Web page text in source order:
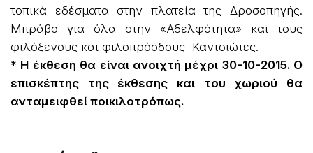
τοπικά εδέσματα στην πλατεία της Δροσοπηγής.
Μπράβο για όλα στην «Αδελφότητα» και τους
φιλόξενους και φιλοπρόοδους Καντσιώτες.
* Η έκθεση θα είναι ανοιχτή μέχρι 30-10-2015. Ο
επισκέπτης της έκθεσης και του χωριού θα
ανταμειφθεί ποικιλοτρόπως.